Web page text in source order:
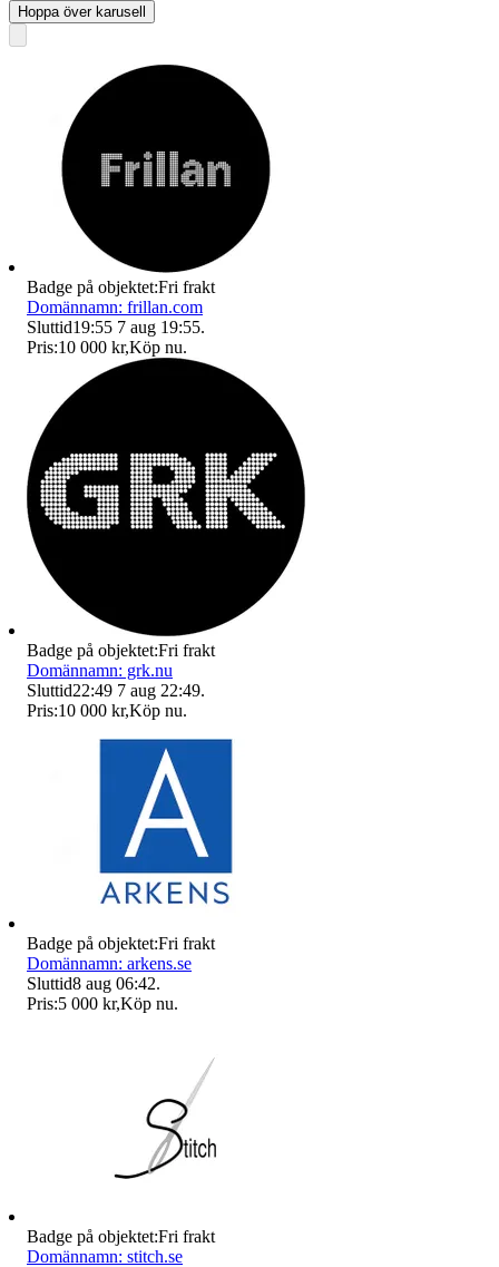
Hoppa över karusell
Badge på objektet:Fri frakt
Domännamn: frillan.com
Sluttid19:55 7 aug 19:55.
Pris:10 000 kr,Köp nu.
Badge på objektet:Fri frakt
Domännamn: grk.nu
Sluttid22:49 7 aug 22:49.
Pris:10 000 kr,Köp nu.
Badge på objektet:Fri frakt
Domännamn: arkens.se
Sluttid8 aug 06:42.
Pris:5 000 kr,Köp nu.
Badge på objektet:Fri frakt
Domännamn: stitch.se